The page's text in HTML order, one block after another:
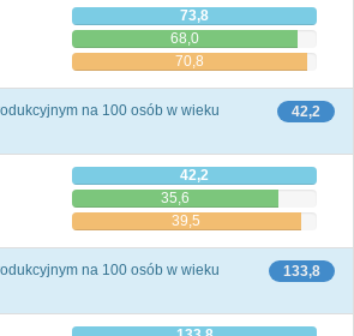
73,8
68,0
70,8
42,2
na 100 osób w wieku
42,2
35,6
39,5
133,8
na 100 osób w wieku